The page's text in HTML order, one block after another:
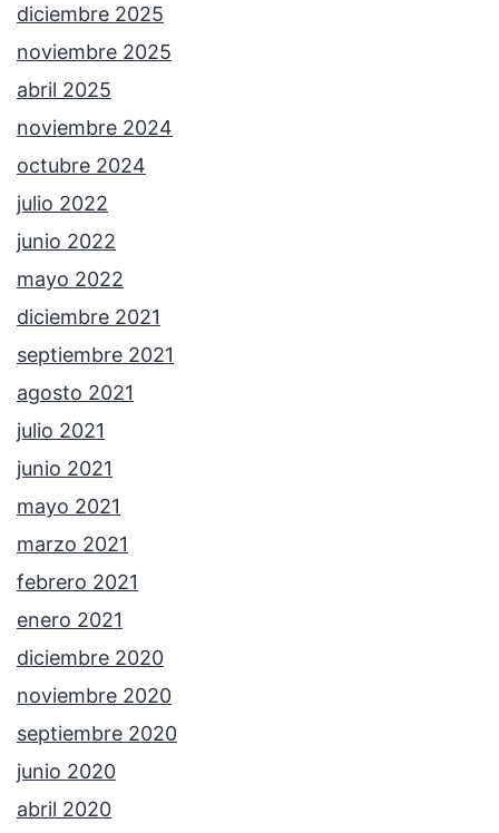
diciembre 2025
noviembre 2025
abril 2025
noviembre 2024
octubre 2024
julio 2022
junio 2022
mayo 2022
diciembre 2021
septiembre 2021
agosto 2021
julio 2021
junio 2021
mayo 2021
marzo 2021
febrero 2021
enero 2021
diciembre 2020
noviembre 2020
septiembre 2020
junio 2020
abril 2020